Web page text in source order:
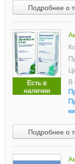
Подробнее о
Есть в
наличии
В
Подробнее о